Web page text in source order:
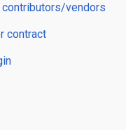
vendors
contract